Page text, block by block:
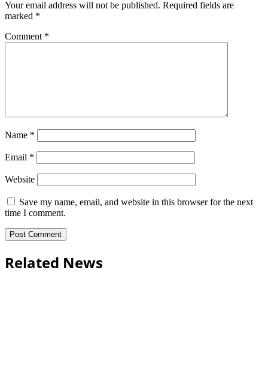
Your email address will not be published. Required fields are
marked *
Comment *
Name *
Email *
Website
Save my name, email, and website in this browser for the next
time I comment.
Related News